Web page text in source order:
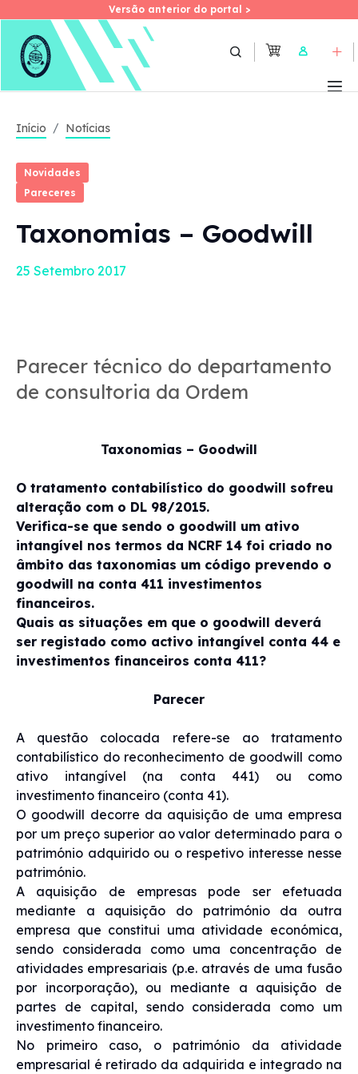
Skip
Versão anterior do portal >
Versão anterior do portal >
User
Início Notícias
Novidades
Pareceres
Taxonomias – Goodwill
25 Setembro 2017
Parecer técnico do departamento
de consultoria da Ordem
Taxonomias – Goodwill
O tratamento contabilístico do goodwill sofreu
alteração com o DL 98/2015.
Verifica-se que sendo o goodwill um ativo
intangível nos termos da NCRF 14 foi criado no
âmbito das taxonomias um código prevendo o
goodwill na conta 411 investimentos
financeiros.
Quais as situações em que o goodwill deverá
ser registado como activo intangível conta 44 e
investimentos financeiros conta 411?
Parecer
A questão colocada refere-se ao tratamento
contabilístico do reconhecimento de goodwill como
ativo intangível (na conta 441) ou como
investimento financeiro (conta 41).
O goodwill decorre da aquisição de uma empresa
por um preço superior ao valor determinado para o
património adquirido ou o respetivo interesse nesse
património.
A aquisição de empresas pode ser efetuada
mediante a aquisição do património da outra
empresa que constitui uma atividade económica,
sendo considerada como uma concentração de
atividades empresariais (p.e. através de uma fusão
por incorporação), ou mediante a aquisição de
partes de capital, sendo considerada como um
investimento financeiro.
No primeiro caso, o património da atividade
empresarial é retirado da adquirida e integrado na